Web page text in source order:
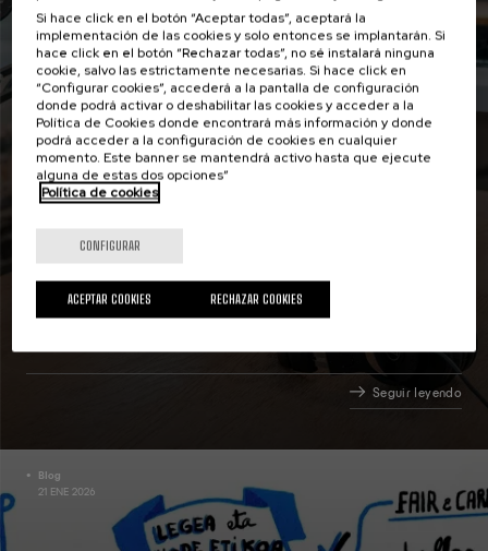
Katixa Peigneguy analiza en Euradio los 11
años de colaboración del Campus
Transfronterizo
Seguir leyendo
Blog
21 ENE 2026
Si hace click en el botón “Aceptar todas”, aceptará la
implementación de las cookies y solo entonces se implantarán. Si
hace click en el botón “Rechazar todas”, no sé instalará ninguna
cookie, salvo las estrictamente necesarias. Si hace click en
“Configurar cookies”, accederá a la pantalla de configuración
donde podrá activar o deshabilitar las cookies y acceder a la
Política de Cookies donde encontrará más información y donde
podrá acceder a la configuración de cookies en cualquier
momento. Este banner se mantendrá activo hasta que ejecute
alguna de estas dos opciones”
Política de cookies
CONFIGURAR
RECHAZAR COOKIES
ACEPTAR COOKIES